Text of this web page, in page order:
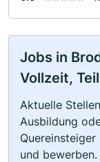
Jobs in
Vollzeit,
Aktuelle
Ausbildung
und bewerben.